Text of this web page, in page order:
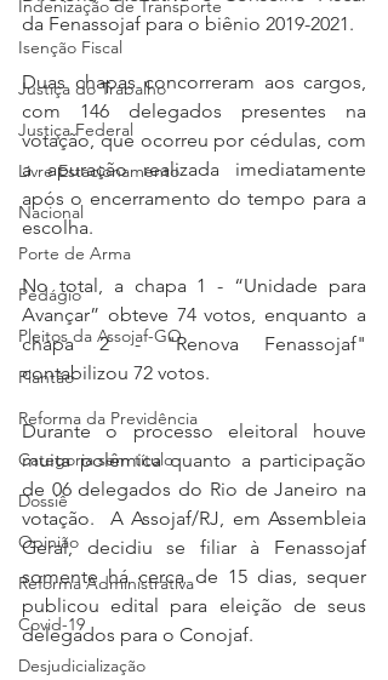
Indenização de Transporte
Isenção Fiscal
Justiça do Trabalho
Justiça Federal
Livre Estacionamento
Nacional
Porte de Arma
Pedágio
Pleitos da Assojaf-GO
Plantão
Reforma da Previdência
Categoria sem título
Dossiê
Opinião
Reforma Administrativa
Covid-19
Desjudicialização
da Fenassojaf para o biênio 2019-2021.
Duas chapas concorreram aos cargos,
com 146 delegados presentes na
votação, que ocorreu por cédulas, com
a apuração realizada imediatamente
após o encerramento do tempo para a
escolha.
No total, a chapa 1 - “Unidade para
Avançar” obteve 74 votos, enquanto a
chapa 2 - "Renova Fenassojaf"
contabilizou 72 votos.
Durante o processo eleitoral houve
muita polêmica quanto a participação
de 06 delegados do Rio de Janeiro na
votação.  A Assojaf/RJ, em Assembleia
Geral, decidiu se filiar à Fenassojaf
somente há cerca de 15 dias, sequer
publicou edital para eleição de seus
delegados para o Conojaf.